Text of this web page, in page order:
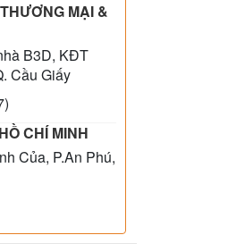
MẠI &
B3D, KĐT
Cầu Giấy
CHÍ MINH
Của, P.An Phú,